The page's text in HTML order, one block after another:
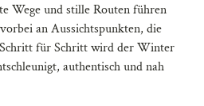
Wege und stille Routen führen
an Aussichtspunkten, die
für Schritt wird der Winter
authentisch und nah